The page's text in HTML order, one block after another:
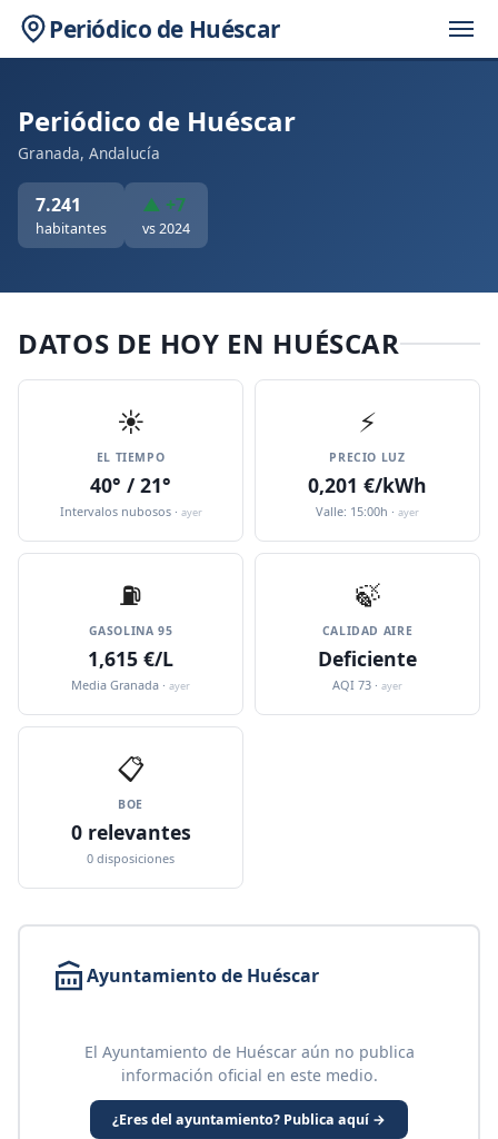
Periódico de Huéscar
Periódico de Huéscar
Granada, Andalucía
7.241
habitantes
▲ +7
vs 2024
DATOS DE HOY EN HUÉSCAR
☀️
EL TIEMPO
40° / 21°
Intervalos nubosos · ayer
⚡
PRECIO LUZ
0,201 €/kWh
Valle: 15:00h · ayer
⛽️
GASOLINA 95
1,615 €/L
Media Granada · ayer
🍃
CALIDAD AIRE
Deficiente
AQI 73 · ayer
📋
BOE
0 relevantes
0 disposiciones
Ayuntamiento de Huéscar
El Ayuntamiento de Huéscar aún no publica
información oficial en este medio.
¿Eres del ayuntamiento? Publica aquí →